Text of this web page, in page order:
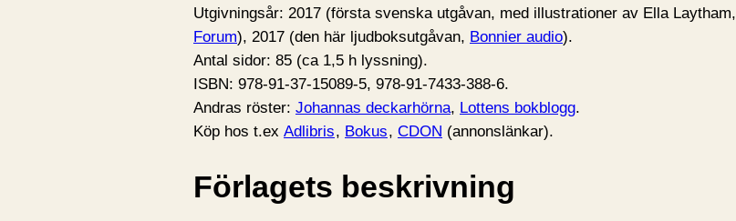
Utgivningsår: 2017 (första svenska utgåvan, med illustrationer av Ella Laytham,
Forum), 2017 (den här ljudboksutgåvan, Bonnier audio).
Antal sidor: 85 (ca 1,5 h lyssning).
ISBN: 978-91-37-15089-5, 978-91-7433-388-6.
Andras röster: Johannas deckarhörna, Lottens bokblogg.
Köp hos t.ex Adlibris, Bokus, CDON (annonslänkar).
Förlagets beskrivning